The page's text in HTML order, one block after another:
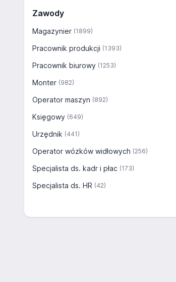
Zawody
Magazynier (1899)
Pracownik produkcji (1393)
Pracownik biurowy (1253)
Monter (982)
Operator maszyn (892)
Księgowy (649)
Urzędnik (441)
Operator wózków widłowych (256)
Specjalista ds. kadr i płac (173)
Specjalista ds. HR (42)